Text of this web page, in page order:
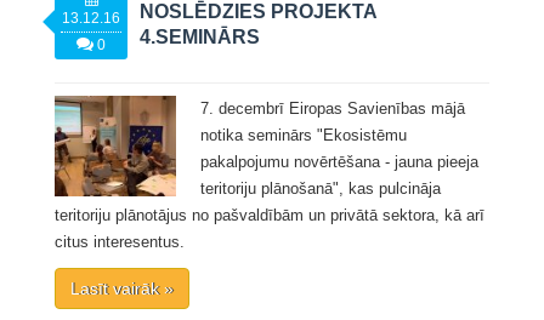
13.12.16
0
NOSLĒDZIES PROJEKTA
4.SEMINĀRS
7. decembrī Eiropas Savienības mājā
notika seminārs "Ekosistēmu
pakalpojumu novērtēšana - jauna pieeja
teritoriju plānošanā", kas pulcināja
teritoriju plānotājus no pašvaldībām un privātā sektora, kā arī
citus interesentus.
Lasīt vairāk »